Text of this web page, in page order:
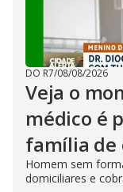
DO R7/08/08/2026
Veja o
médico é
família de
Homem sem
domiciliares e